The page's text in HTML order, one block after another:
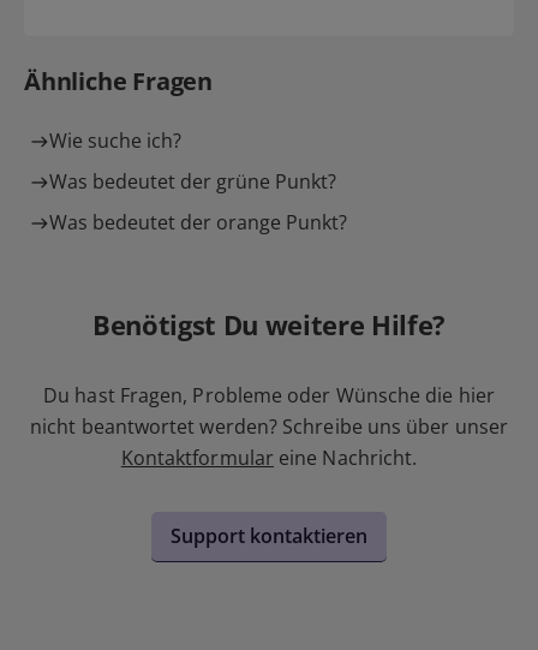
Ähnliche Fragen
Wie suche ich?
Was bedeutet der grüne Punkt?
Was bedeutet der orange Punkt?
Benötigst Du weitere Hilfe?
Du hast Fragen, Probleme oder Wünsche die hier
nicht beantwortet werden? Schreibe uns über unser
Kontaktformular eine Nachricht.
Support kontaktieren